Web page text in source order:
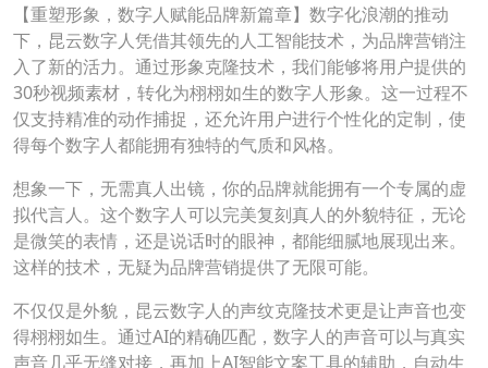
【重塑形象，数字人赋能品牌新篇章】数字化浪潮的推动
下，昆云数字人凭借其领先的人工智能技术，为品牌营销注
入了新的活力。通过形象克隆技术，我们能够将用户提供的
30秒视频素材，转化为栩栩如生的数字人形象。这一过程不
仅支持精准的动作捕捉，还允许用户进行个性化的定制，使
得每个数字人都能拥有独特的气质和风格。
想象一下，无需真人出镜，你的品牌就能拥有一个专属的虚
拟代言人。这个数字人可以完美复刻真人的外貌特征，无论
是微笑的表情，还是说话时的眼神，都能细腻地展现出来。
这样的技术，无疑为品牌营销提供了无限可能。
不仅仅是外貌，昆云数字人的声纹克隆技术更是让声音也变
得栩栩如生。通过AI的精确匹配，数字人的声音可以与真实
声音几乎无缝对接，再加上AI智能文案工具的辅助，自动生